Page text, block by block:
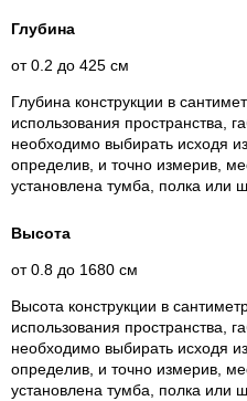
Глубина
от 0.2 до 425 см
Глубина конструкции в
использования пространства,
необходимо выбирать исходя
определив, и точно измерив,
установлена тумба, полка или
Высота
от 0.8 до 1680 см
Высота конструкции в
использования пространства,
необходимо выбирать исходя
определив, и точно измерив,
установлена тумба, полка или